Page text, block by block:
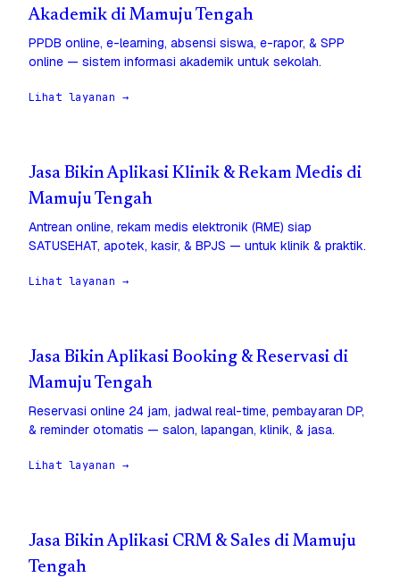
Akademik di Mamuju Tengah
PPDB online, e-learning, absensi siswa, e-rapor, & SPP
online — sistem informasi akademik untuk sekolah.
Lihat layanan →
Jasa Bikin Aplikasi Klinik & Rekam Medis di
Mamuju Tengah
Antrean online, rekam medis elektronik (RME) siap
SATUSEHAT, apotek, kasir, & BPJS — untuk klinik & praktik.
Lihat layanan →
Jasa Bikin Aplikasi Booking & Reservasi di
Mamuju Tengah
Reservasi online 24 jam, jadwal real-time, pembayaran DP,
& reminder otomatis — salon, lapangan, klinik, & jasa.
Lihat layanan →
Jasa Bikin Aplikasi CRM & Sales di Mamuju
Tengah